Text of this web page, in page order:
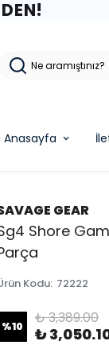
Anasayfa
GEAR
Shore
Kodu: 72222
%10 ₺ 3,389.00
₺